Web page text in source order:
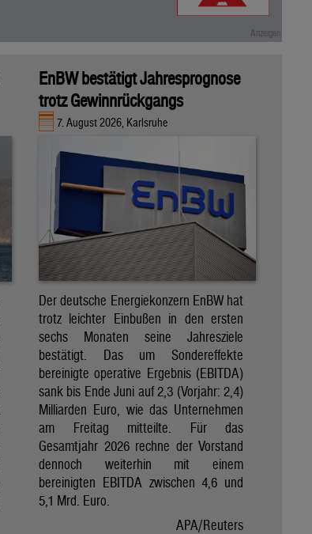
EnBW bestätigt Jahresprognose
trotz Gewinnrückgangs
7. August 2026, Karlsruhe
Der deutsche Energiekonzern EnBW hat
trotz leichter Einbußen in den ersten
sechs Monaten seine Jahresziele
bestätigt. Das um Sondereffekte
bereinigte operative Ergebnis (EBITDA)
sank bis Ende Juni auf 2,3 (Vorjahr: 2,4)
Milliarden Euro, wie das Unternehmen
am Freitag mitteilte. Für das
Gesamtjahr 2026 rechne der Vorstand
dennoch weiterhin mit einem
bereinigten EBITDA zwischen 4,6 und
5,1 Mrd. Euro.
APA/Reuters